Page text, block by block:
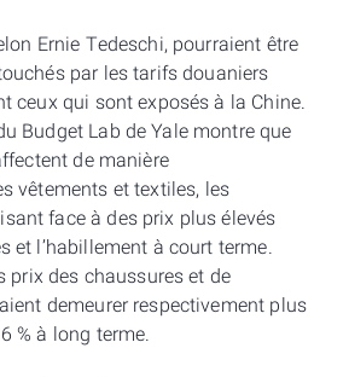
Ernie Tedeschi, pourraient être
par les tarifs douaniers
ceux qui sont exposés à la Chine.
Budget Lab de Yale montre que
de manière
vêtements et textiles, les
face à des prix plus élevés
et l’habillement à court terme.
prix des chaussures et de
demeurer respectivement plus
% à long terme.